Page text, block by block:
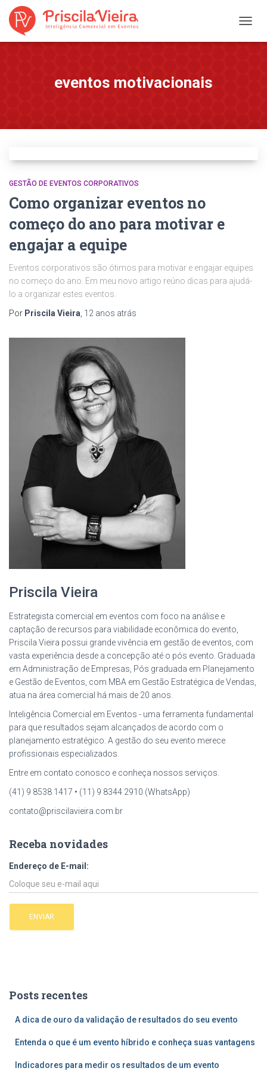
eventos motivacionais
GESTÃO DE EVENTOS CORPORATIVOS
Como organizar eventos no
começo do ano para motivar e
engajar a equipe
Eventos corporativos são ótimos para motivar e engajar equipes
no começo do ano. Em meu novo artigo reúno dicas para ajudá-
lo a organizar estes eventos.
Por Priscila Vieira 12 anos atrás
Priscila Vieira
Estrategista comercial em eventos com foco na análise e
captação de recursos para viabilidade econômica do evento,
Priscila Vieira possui grande vivência em gestão de eventos, com
vasta experiência desde a concepção até o pós evento. Graduada
em Administração de Empresas, Pós graduada em Planejamento
e Gestão de Eventos, com MBA em Gestão Estratégica de Vendas,
atua na área comercial há mais de 20 anos.
Inteligência Comercial em Eventos - uma ferramenta fundamental
para que resultados sejam alcançados de acordo com o
planejamento estratégico. A gestão do seu evento merece
profissionais especializados.
Entre em contato conosco e conheça nossos serviços.
(41) 9 8538 1417 • (11) 9 8344 2910 (WhatsApp)
contato@priscilavieira.com.br
Receba novidades
Endereço de E-mail:
Posts recentes
A dica de ouro da validação de resultados do seu evento
Entenda o que é um evento híbrido e conheça suas vantagens
Indicadores para medir os resultados de um evento